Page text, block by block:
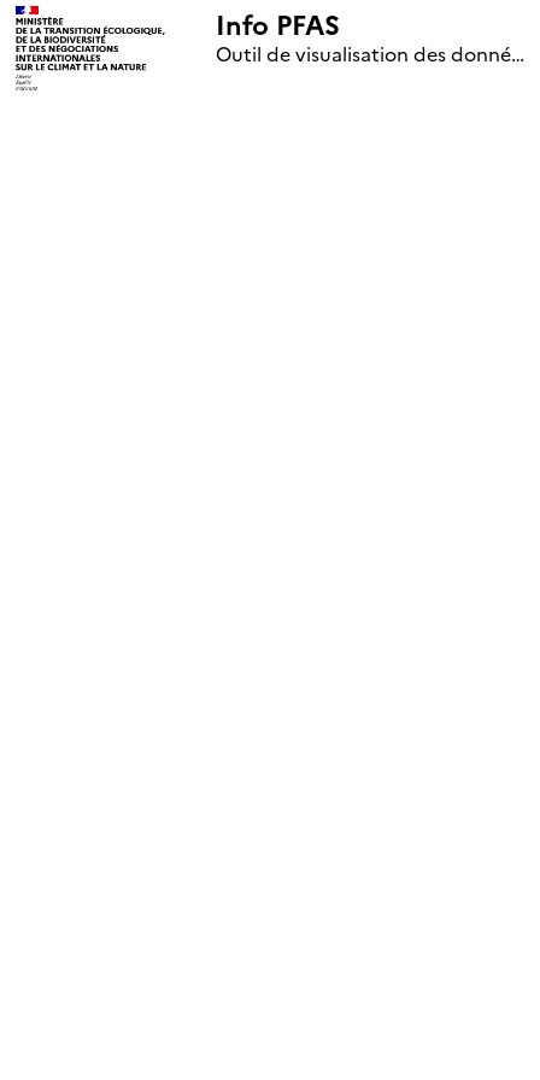
Info PFAS
Outil de visualisation des données nationales de surveillance des substances PFAS (mise à jour le 1er jour de chaque mois)
+
–